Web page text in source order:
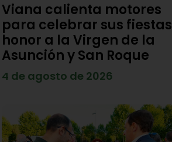
Viana calienta motores
para celebrar sus
honor a la Virgen de la
Asunción y San Roque
4 de agosto de 2026